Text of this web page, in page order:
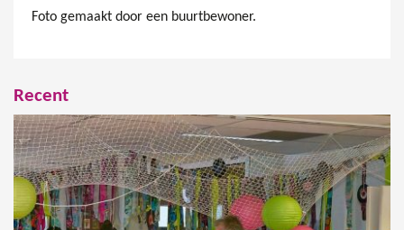
Foto gemaakt door een buurtbewoner.
Recent